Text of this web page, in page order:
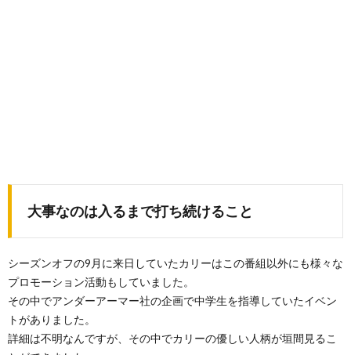
大事なのは入るまで打ち続けること
シーズンオフの9月に来日していたカリーはこの番組以外にも様々な
プロモーション活動もしていました。
その中でアンダーアーマー社の企画で中学生を指導していたイベン
トがありました。
詳細は不明なんですが、その中でカリーの優しい人柄が垣間見るこ